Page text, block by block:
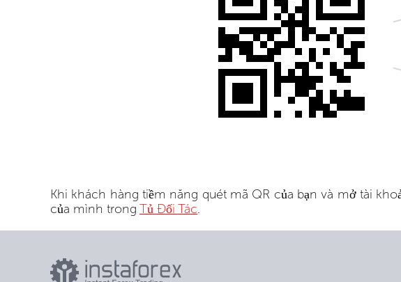
Khi khách hàng tiềm năng quét mã QR của bạn và mở tài
của mình trong Tủ Đối Tác.